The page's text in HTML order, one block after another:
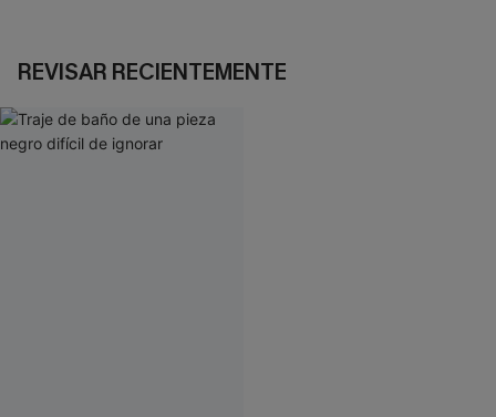
REVISAR RECIENTEMENTE